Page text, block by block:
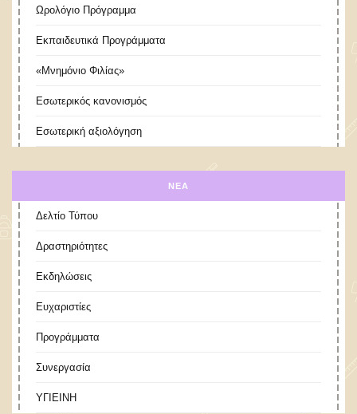
Ωρολόγιο Πρόγραμμα
Εκπαιδευτικά Προγράμματα
«Μνημόνιο Φιλίας»
Εσωτερικός κανονισμός
Εσωτερική αξιολόγηση
ΝΕΑ
Δελτίο Τύπου
Δραστηριότητες
Εκδηλώσεις
Ευχαριστίες
Προγράμματα
Συνεργασία
ΥΓΙΕΙΝΗ